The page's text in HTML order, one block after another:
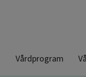
Vårdprogram